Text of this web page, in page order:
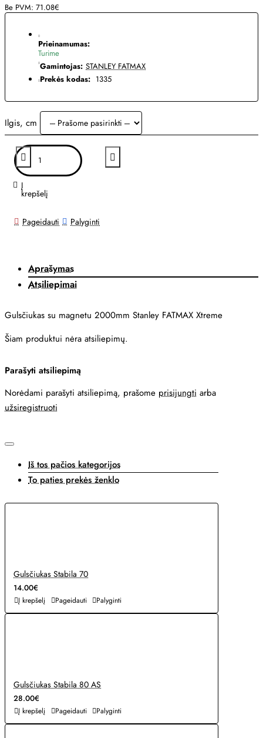
Be PVM: 71.08€
Prieinamumas:
Turime
Gamintojas: STANLEY FATMAX
Prekės kodas: 1335
Ilgis, cm
Į
krepšelį
Pageidauti Palyginti
Aprašymas
Atsiliepimai
Gulsčiukas su magnetu 2000mm Stanley FATMAX Xtreme
Šiam produktui nėra atsiliepimų.
Parašyti atsiliepimą
Norėdami parašyti atsiliepimą, prašome prisijungti arba
užsiregistruoti
Iš tos pačios kategorijos
To paties prekės ženklo
Gulsčiukas Stabila 70
14.00€
Į krepšelį Pageidauti Palyginti
Gulsčiukas Stabila 80 AS
28.00€
Į krepšelį Pageidauti Palyginti